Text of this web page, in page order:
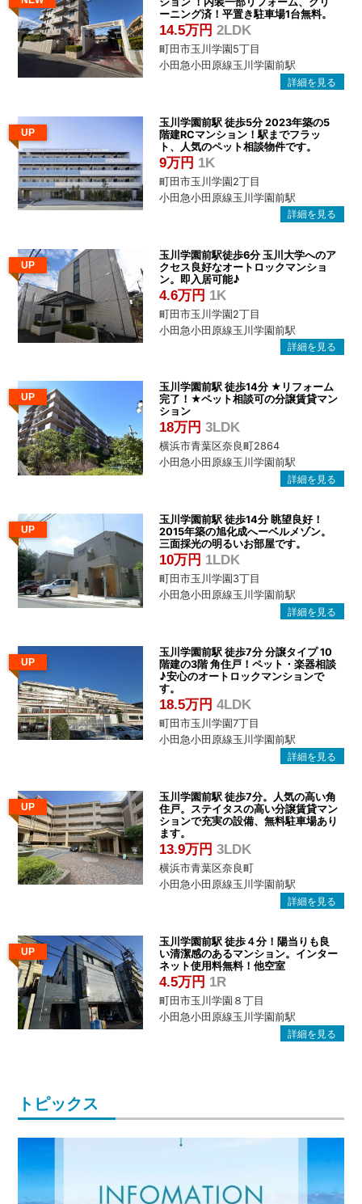
ーニング済！平置き駐車場1台無料。
14.5万円 2LDK
町田市玉川学園5丁目
小田急小田原線玉川学園前駅
UP
玉川学園前駅 徒歩5分 2023年築の5
階建RCマンション！駅までフラッ
ト、人気のペット相談物件です。
9万円 1K
町田市玉川学園2丁目
小田急小田原線玉川学園前駅
UP
玉川学園前駅徒歩6分 玉川大学へのア
クセス良好なオートロックマンショ
ン。即入居可能♪
4.6万円 1K
町田市玉川学園2丁目
小田急小田原線玉川学園前駅
UP
玉川学園前駅 徒歩14分 ★リフォーム
完了！★ペット相談可の分譲賃貸マン
ション
18万円 3LDK
横浜市青葉区奈良町2864
小田急小田原線玉川学園前駅
UP
玉川学園前駅 徒歩14分 眺望良好！
2015年築の旭化成へーベルメゾン。
三面採光の明るいお部屋です。
10万円 1LDK
町田市玉川学園3丁目
小田急小田原線玉川学園前駅
UP
玉川学園前駅 徒歩7分 分譲タイプ 10
階建の3階 角住戸！ペット・楽器相談
♪安心のオートロックマンションで
す。
18.5万円 4LDK
町田市玉川学園7丁目
小田急小田原線玉川学園前駅
UP
玉川学園前駅 徒歩7分。人気の高い角
住戸。ステイタスの高い分譲賃貸マン
ションで充実の設備、無料駐車場あり
ます。
13.9万円 3LDK
横浜市青葉区奈良町
小田急小田原線玉川学園前駅
UP
玉川学園前駅 徒歩４分！陽当りも良
い清潔感のあるマンション。インター
ネット使用料無料！他空室
4.5万円 1R
町田市玉川学園８丁目
小田急小田原線玉川学園前駅
トピックス